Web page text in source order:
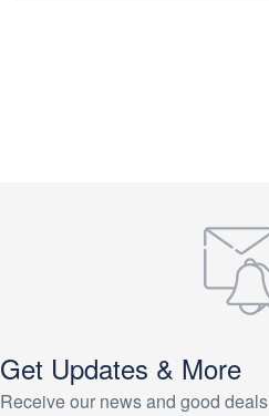
Get Updates & More
Receive our news and good deals